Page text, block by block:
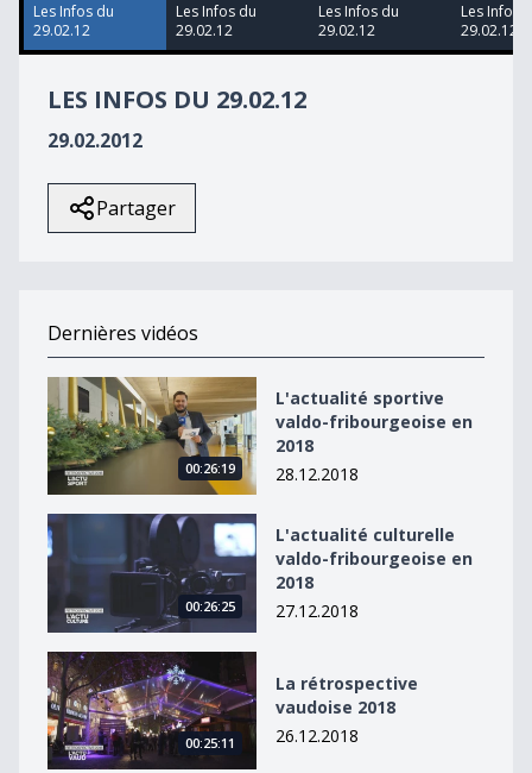
49
seconds
Les Infos du
29.02.12
Les Infos du
29.02.12
Les Infos du
29.02.12
Les Infos
29.02.12
LES INFOS DU 29.02.12
29.02.2012
Partager
Dernières vidéos
L&#039;actualité sportive valdo-fribourgeoise en 2018
00:26:19
L'actualité sportive
valdo-fribourgeoise en
2018
28.12.2018
L&#039;actualité culturelle valdo-fribourgeoise en
00:26:25
L'actualité culturelle
valdo-fribourgeoise en
2018
27.12.2018
La rétrospective vaudoise 2018
00:25:11
La rétrospective
vaudoise 2018
26.12.2018